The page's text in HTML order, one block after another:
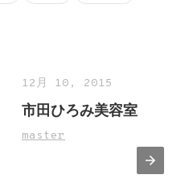
12月 10, 2015
市田ひろみ美容室
master